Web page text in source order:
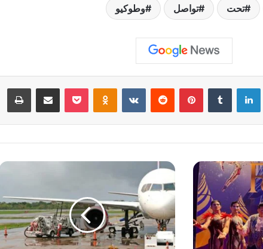
تحت تواصل وطوكيو
لينكدإن ‏Tumblr بينتيريست ‏Reddit
‏VKontakte
Odnoklassniki
‫Pocket مشاركة عبر البريد طباعة
ن
ق
ا
ت
و
ق